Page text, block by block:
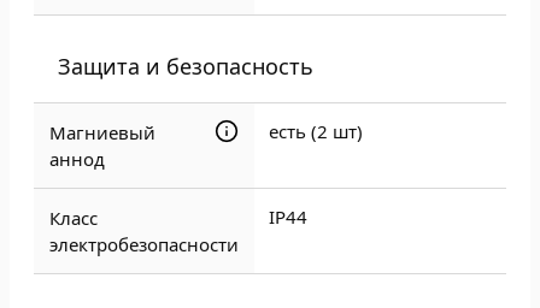
Защита и безопасность
Магниевый
аннод
есть (2 шт)
Класс
электробезопасности
IP44